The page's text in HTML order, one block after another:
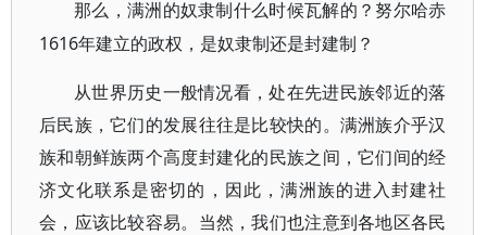
那么，满洲的奴隶制什么时候瓦解的？努尔哈赤
1616年建立的政权，是奴隶制还是封建制？
从世界历史一般情况看，处在先进民族邻近的落
后民族，它们的发展往往是比较快的。满洲族介乎汉
族和朝鲜族两个高度封建化的民族之间，它们间的经
济文化联系是密切的，因此，满洲族的进入封建社
会，应该比较容易。当然，我们也注意到各地区各民